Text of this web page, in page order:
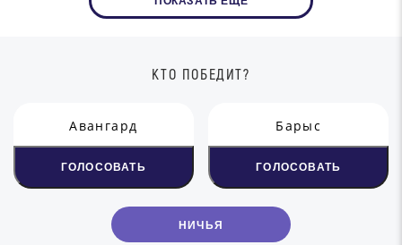
КТО ПОБЕДИТ?
Авангард
ГОЛОСОВАТЬ
НИЧЬЯ
Барыс
ГОЛОСОВАТЬ